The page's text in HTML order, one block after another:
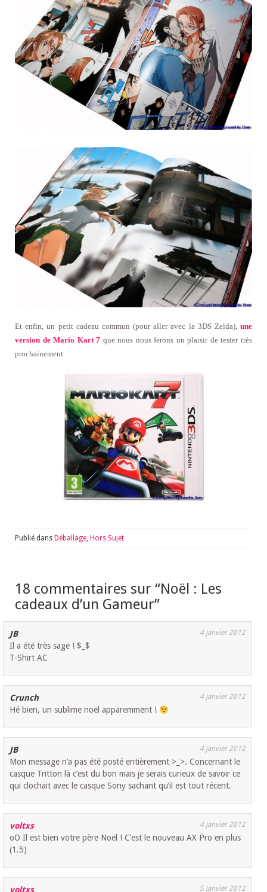
Et enfin, un petit cadeau commun (pour aller avec la 3DS Zelda), une
version de Mario Kart 7 que nous nous ferons un plaisir de tester très
prochainement.
Publié dans Déballage, Hors Sujet
18 commentaires sur “Noël : Les
cadeaux d’un Gameur”
JB 4 janvier 2012
Il a été très sage ! $_$
T-Shirt AC
Crunch 4 janvier 2012
Hé bien, un sublime noël apparemment !
JB 4 janvier 2012
Mon message n’a pas été posté entièrement >_>. Concernant le
casque Tritton là c’est du bon mais je serais curieux de savoir ce
qui clochait avec le casque Sony sachant qu’il est tout récent.
voltxs 4 janvier 2012
oO Il est bien votre père Noël ! C’est le nouveau AX Pro en plus
(1.5)
voltxs 5 janvier 2012